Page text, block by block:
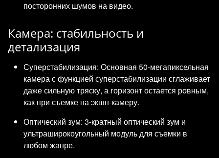
посторонних шумов на видео.
Камера: стабильность и
детализация
Суперстабилизация: Основная 50-мегапиксельная
камера с функцией суперстабилизации сглаживает
даже сильную тряску, а горизонт остается ровным,
как при съемке на экшн-камеру.
Оптический зум: 3-кратный оптический зум и
ультраширокоугольный модуль для съемки в
любом жанре.